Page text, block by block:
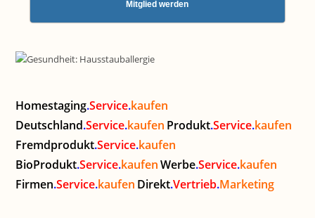
Mitglied werden
Homestaging.Service.kaufen
Deutschland.Service.kaufen Produkt.Service.kaufen
Fremdprodukt.Service.kaufen
BioProdukt.Service.kaufen Werbe.Service.kaufen
Firmen.Service.kaufen Direkt.Vertrieb.Marketing